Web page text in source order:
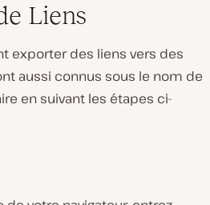
Liens
exporter des liens vers des
aussi connus sous le nom de
en suivant les étapes ci-